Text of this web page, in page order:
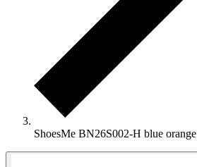
ShoesMe BN26S002-H blue orange